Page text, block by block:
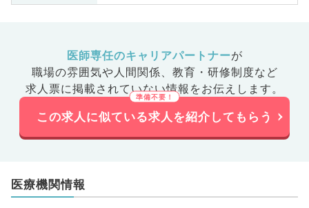
医師専任のキャリアパートナーが
職場の雰囲気や人間関係、 教育・研修制度など
求人票に掲載されていない情報をお伝えします。
この求人に似ている求人を紹介してもらう
医療機関情報